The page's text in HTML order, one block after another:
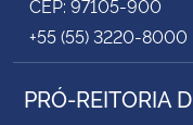
CEP: 97105-900
+55 (55) 3220-8000
PRÓ-REITORIA